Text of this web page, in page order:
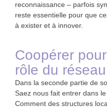
reconnaissance – parfois
reste essentielle pour que
à exister et à innover.
Coopérer
rôle du réseau
Dans la seconde partie de
Saez nous fait entrer dans
Comment des structures